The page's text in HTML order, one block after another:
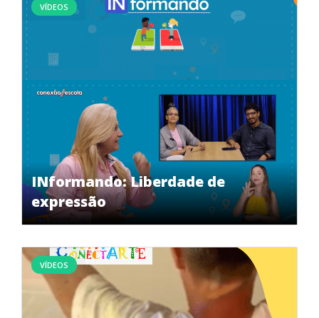
INformando: Liberdade de
expressão
VÍDEOS
VÍDEOS